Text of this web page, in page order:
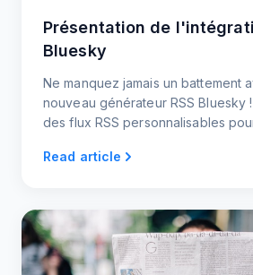
Présentation de
Bluesky
Ne manquez jamais un battement
nouveau générateur RSS Bluesky
des flux RSS personnalisables
Read article